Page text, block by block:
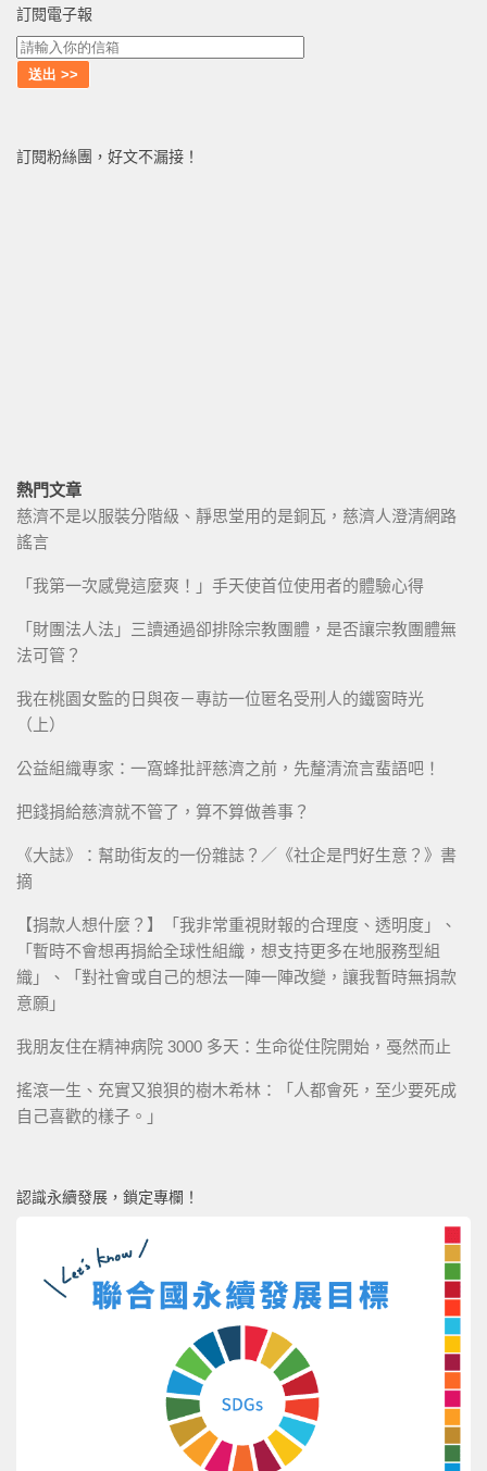
訂閱電子報
訂閱粉絲團，好文不漏接！
熱門文章
慈濟不是以服裝分階級、靜思堂用的是銅瓦，慈濟人澄清網路
謠言
「我第一次感覺這麼爽！」手天使首位使用者的體驗心得
「財團法人法」三讀通過卻排除宗教團體，是否讓宗教團體無
法可管？
我在桃園女監的日與夜－專訪一位匿名受刑人的鐵窗時光
（上）
公益組織專家：一窩蜂批評慈濟之前，先釐清流言蜚語吧！
把錢捐給慈濟就不管了，算不算做善事？
《大誌》：幫助街友的一份雜誌？／《社企是門好生意？》書
摘
【捐款人想什麼？】「我非常重視財報的合理度、透明度」、
「暫時不會想再捐給全球性組織，想支持更多在地服務型組
織」、「對社會或自己的想法一陣一陣改變，讓我暫時無捐款
意願」
我朋友住在精神病院 3000 多天：生命從住院開始，戞然而止
搖滾一生、充實又狼狽的樹木希林：「人都會死，至少要死成
自己喜歡的樣子。」
認識永續發展，鎖定專欄！